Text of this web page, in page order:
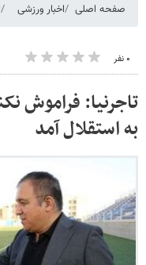
صفحه اصلی اخبار ورزشی
۰ نفر
تاجرنیا: فراموش
به استقلال آمد